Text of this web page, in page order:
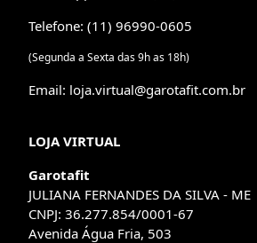
Telefone: (11) 96990-0605
(Segunda a Sexta das 9h as 18h)
Email: loja.virtual@garotafit.com.br
LOJA VIRTUAL
Garotafit
JULIANA FERNANDES DA SILVA - ME
CNPJ: 36.277.854/0001-67
Avenida Água Fria, 503